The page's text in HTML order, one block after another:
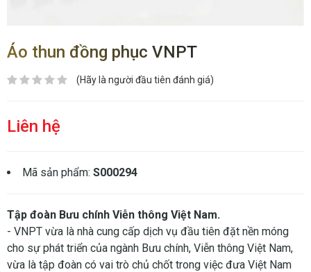
Áo thun đồng phục VNPT
(Hãy là người đầu tiên đánh giá)
Liên hệ
Mã sản phẩm: S000294
Tập đoàn Bưu chính Viễn thông Việt Nam.
- VNPT vừa là nhà cung cấp dịch vụ đầu tiên đặt nền móng
cho sự phát triển của ngành Bưu chính, Viễn thông Việt Nam,
vừa là tập đoàn có vai trò chủ chốt trong việc đưa Việt Nam